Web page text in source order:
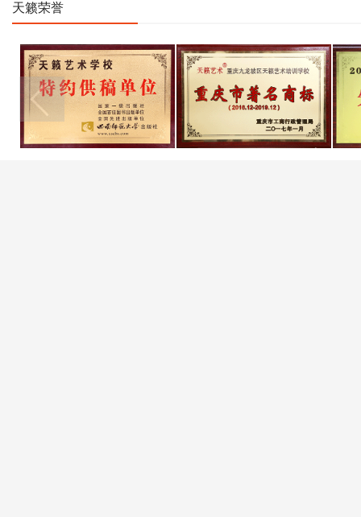
天籁荣誉